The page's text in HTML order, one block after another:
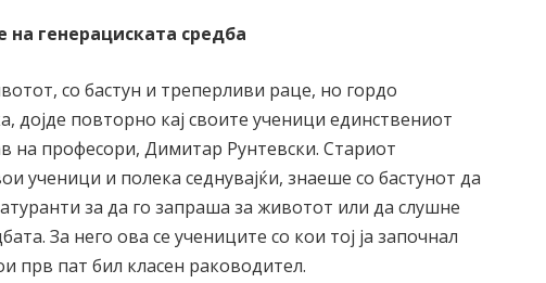
генерациската средба
со бастун и треперливи раце, но гордо
дојде повторно кај своите ученици единствениот
на професори, Димитар Рунтевски. Стариот
ученици и полека седнувајќи, знаеше со бастунот да
за да го запраша за животот или да слушне
За него ова се учениците со кои тој ја започнал
прв пат бил класен раководител.